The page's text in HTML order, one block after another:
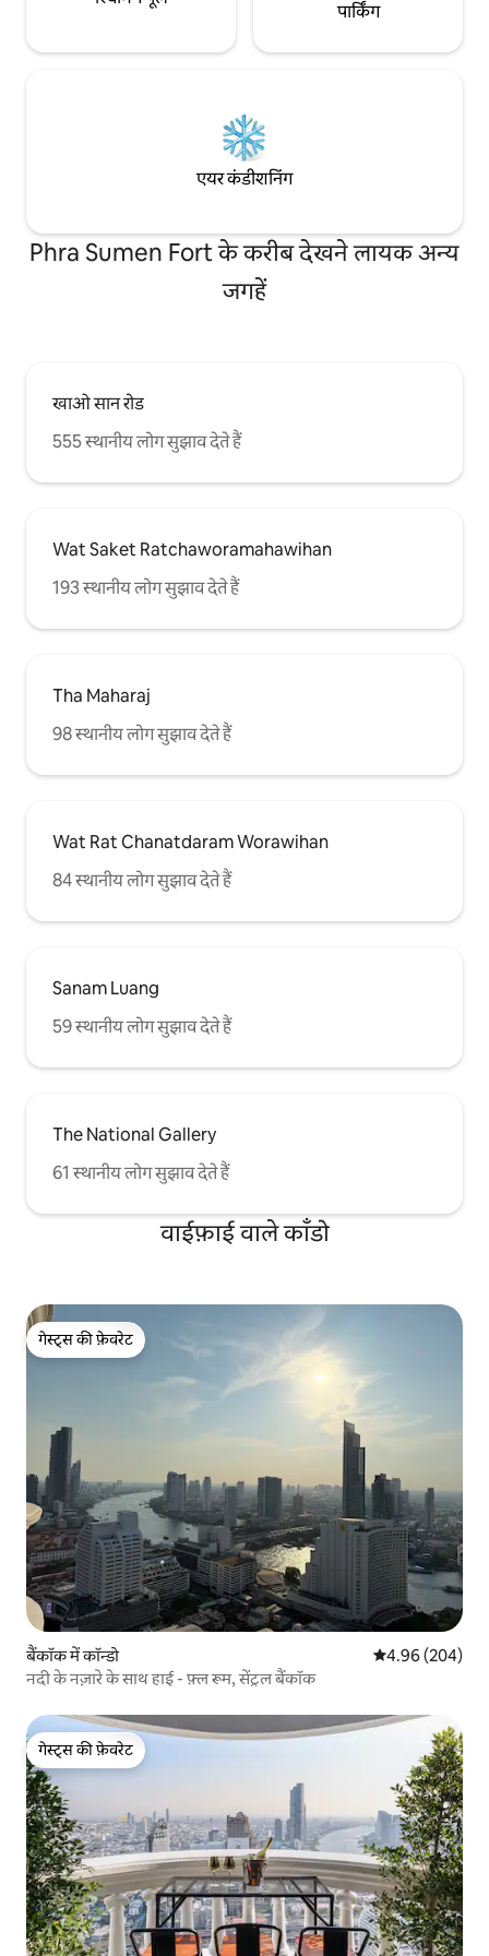
पार्किंग
एयर कंडीशनिंग
Phra Sumen Fort के करीब देखने लायक अन्य
जगहें
खाओ सान रोड
555 स्थानीय लोग सुझाव देते हैं
Wat Saket Ratchaworamahawihan
193 स्थानीय लोग सुझाव देते हैं
Tha Maharaj
98 स्थानीय लोग सुझाव देते हैं
Wat Rat Chanatdaram Worawihan
84 स्थानीय लोग सुझाव देते हैं
Sanam Luang
59 स्थानीय लोग सुझाव देते हैं
The National Gallery
61 स्थानीय लोग सुझाव देते हैं
वाईफ़ाई वाले काँडो
गेस्ट्स की फ़ेवरेट
गेस्ट्स की फ़ेवरेट
बैंकॉक में कॉन्डो औसत रेटिंग 5 में से
4.96 (204)
नदी के नज़ारे के साथ हाई - फ़्ल रूम, सेंट्रल बैंकॉक
गेस्ट्स की फ़ेवरेट
गेस्ट्स की फ़ेवरेट